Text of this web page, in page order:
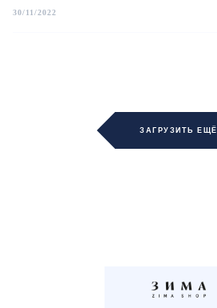
30/11/2022
ЗАГРУЗИТЬ ЕЩЁ